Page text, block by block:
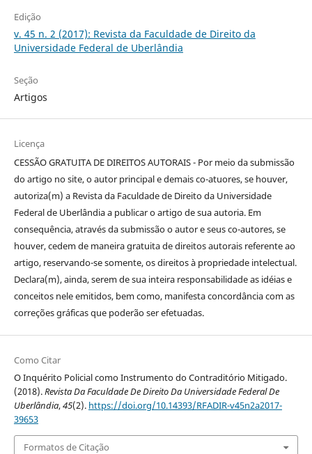
Edição
v. 45 n. 2 (2017): Revista da Faculdade de Direito da
Universidade Federal de Uberlândia
Seção
Artigos
Licença
CESSÃO GRATUITA DE DIREITOS AUTORAIS - Por meio da submissão
do artigo no site, o autor principal e demais co-atuores, se houver,
autoriza(m) a Revista da Faculdade de Direito da Universidade
Federal de Uberlândia a publicar o artigo de sua autoria. Em
consequência, através da submissão o autor e seus co-autores, se
houver, cedem de maneira gratuita de direitos autorais referente ao
artigo, reservando-se somente, os direitos à propriedade intelectual.
Declara(m), ainda, serem de sua inteira responsabilidade as idéias e
conceitos nele emitidos, bem como, manifesta concordância com as
correções gráficas que poderão ser efetuadas.
Como Citar
O Inquérito Policial como Instrumento do Contraditório Mitigado.
(2018).Revista Da Faculdade De Direito Da Universidade Federal De
Uberlândia,45(2). https://doi.org/10.14393/RFADIR-v45n2a2017-
39653
Formatos de Citação